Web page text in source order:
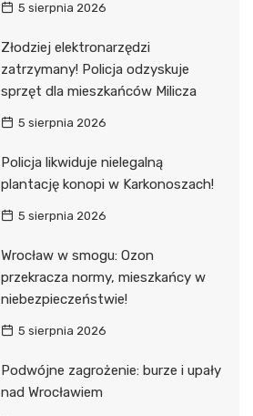
5 sierpnia 2026
Złodziej elektronarzędzi
zatrzymany! Policja odzyskuje
sprzęt dla mieszkańców Milicza
5 sierpnia 2026
Policja likwiduje nielegalną
plantację konopi w Karkonoszach!
5 sierpnia 2026
Wrocław w smogu: Ozon
przekracza normy, mieszkańcy w
niebezpieczeństwie!
5 sierpnia 2026
Podwójne zagrożenie: burze i upały
nad Wrocławiem